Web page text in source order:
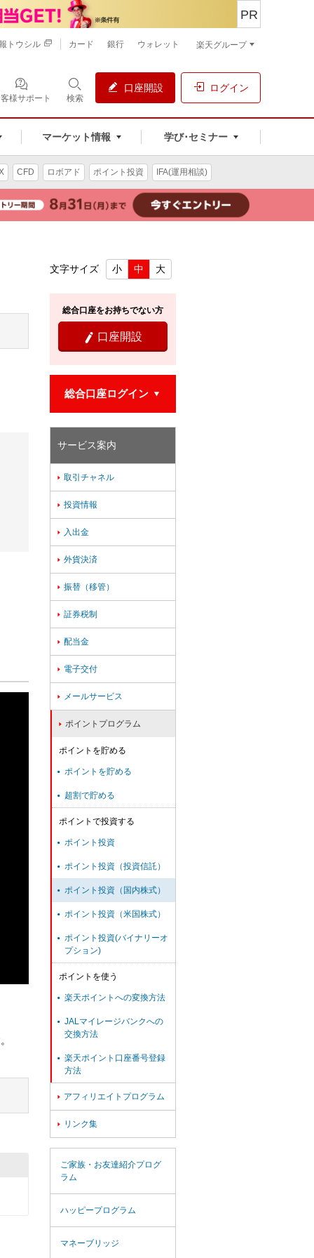
様サポート 検索
口座開設 ログイン
マーケット情報 学び･セミナー
PR
トウシル カード 銀行 ウォレット 楽天グループ
CFD ロボアド ポイント投資 IFA(運用相談)
文字サイズ 小 中 大
総合口座をお持ちでない方
 口座開設
総合口座ログイン
サービス案内
 取引チャネル
 投資情報
 入出金
 外貨決済
 振替（移管）
 証券税制
 配当金
 電子交付
 メールサービス
 ポイントプログラム
ポイントを貯める
 ポイントを貯める
 超割で貯める
ポイントで投資する
 ポイント投資
 ポイント投資（投資信託）
 ポイント投資（国内株式）
 ポイント投資（米国株式）
 ポイント投資(バイナリーオ
プション)
ポイントを使う
 楽天ポイントへの変換方法
 JALマイレージバンクへの
交換方法
 楽天ポイント口座番号登録
方法
 アフィリエイトプログラム
 リンク集
ご家族・お友達紹介プログ
ラム
ハッピープログラム
マネーブリッジ